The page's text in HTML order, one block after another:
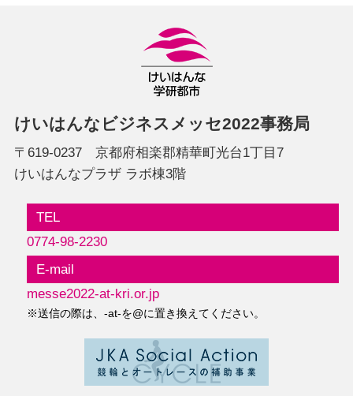
けいはんなビジネスメッセ2022事務局
〒619-0237 京都府相楽郡精華町光台1丁目7
けいはんなプラザ ラボ棟3階
TEL
0774-98-2230
E-mail
messe2022-at-kri.or.jp
※送信の際は、-at-を@に置き換えてください。